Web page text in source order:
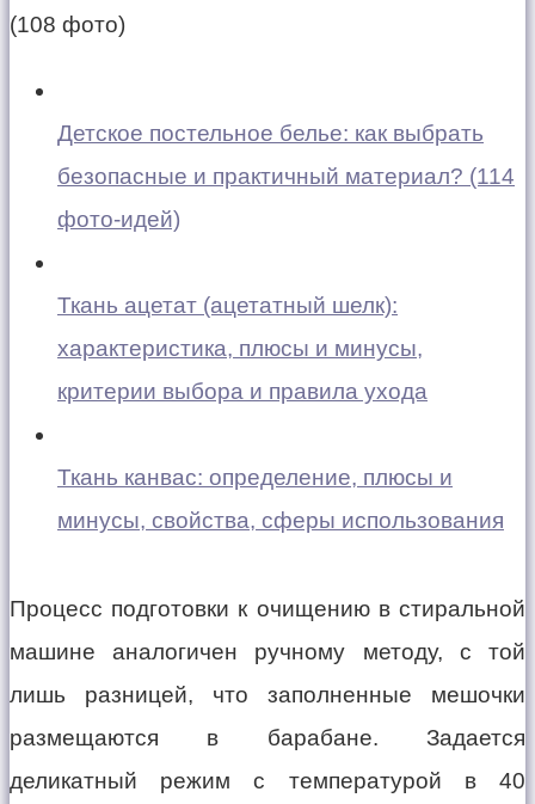
Детское постельное белье: как выбрать
безопасные и практичный материал? (114
фото-идей)
Ткань ацетат (ацетатный шелк):
характеристика, плюсы и минусы,
критерии выбора и правила ухода
Ткань канвас: определение, плюсы и
минусы, свойства, сферы использования
Процесс подготовки к очищению в стиральной
машине аналогичен ручному методу, с той
лишь разницей, что заполненные мешочки
размещаются в барабане. Задается
деликатный режим с температурой в 40